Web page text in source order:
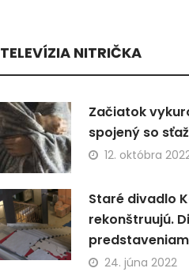
TELEVÍZIA NITRIČKA
Začiatok
spojený so
12. októbra
Staré divadlo
rekonštruujú.
24. júna 2022